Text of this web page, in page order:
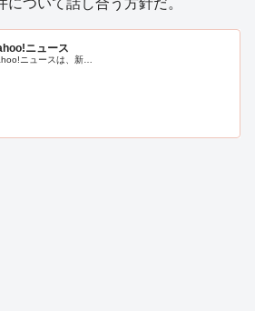
ついて話し合う方針だ。
ニュース
ニュースは、新…